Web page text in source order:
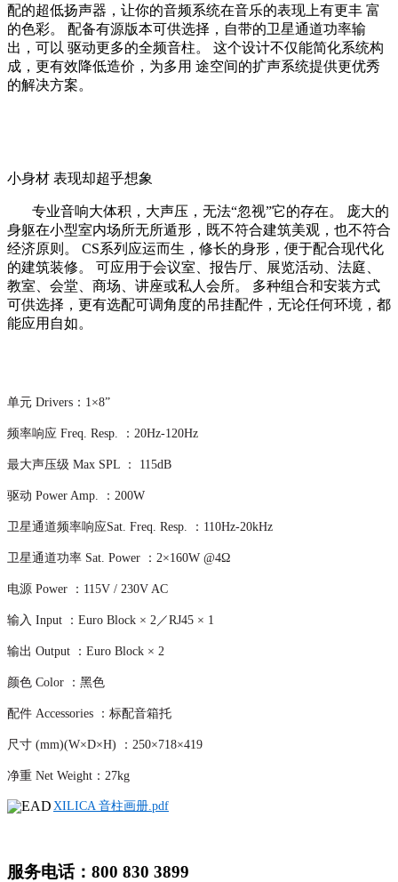
配的超低扬声器，让你的音频系统在音乐的表现上有更丰 富
的色彩。 配备有源版本可供选择，自带的卫星通道功率输
出，可以 驱动更多的全频音柱。 这个设计不仅能简化系统构
成，更有效降低造价，为多用 途空间的扩声系统提供更优秀
的解决方案。
小身材 表现却超乎想象
专业音响大体积，大声压，无法“忽视”它的存在。 庞大的
身躯在小型室内场所无所遁形，既不符合建筑美观，也不符合
经济原则。 CS系列应运而生，修长的身形，便于配合现代化
的建筑装修。 可应用于会议室、报告厅、展览活动、法庭、
教室、会堂、商场、讲座或私人会所。 多种组合和安装方式
可供选择，更有选配可调角度的吊挂配件，无论任何环境，都
能应用自如。
单元 Drivers：1×8”
频率响应 Freq. Resp. ：20Hz-120Hz
最大声压级 Max SPL ： 115dB
驱动 Power Amp. ：200W
卫星通道频率响应Sat. Freq. Resp. ： 110Hz-20kHz
卫星通道功率 Sat. Power ： 2×160W @4Ω
电源 Power ：115V / 230V AC
输入 Input ：Euro Block × 2／RJ45 × 1
输出 Output ：Euro Block × 2
颜色 Color ：黑色
配件 Accessories ：标配音箱托
尺寸 (mm)(W×D×H) ： 250×718×419
净重 Net Weight：27kg
XILICA 音柱画册.pdf
服务电话：800 830 3899